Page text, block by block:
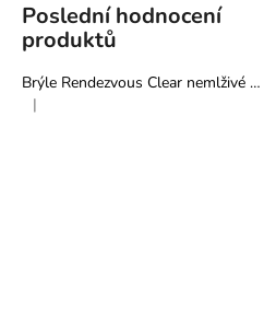
Poslední hodnocení
produktů
Brýle Rendezvous Clear nemlživé - Pyramex
Hodnocení produktu je 5 z 5 hvězdiček.
|